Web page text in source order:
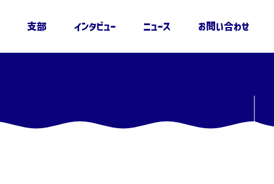
支部 インタビュー ニュース お問い合わせ